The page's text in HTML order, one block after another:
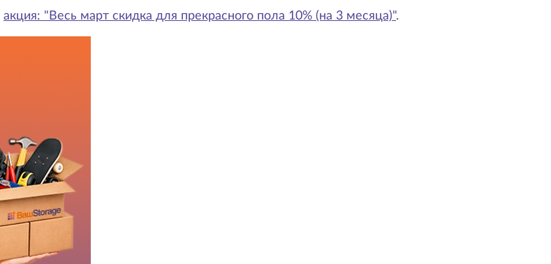
акция: "Весь март скидка для прекрасного пола 10% (на 3 месяца)".